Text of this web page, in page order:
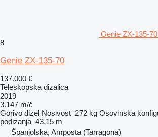
Genie ZX-135-
8
Genie ZX-135-70
137.000 €
Teleskopska dizalica
2019
3.147 m/č
Gorivo dizel Nosivost 272 kg Osovinska
podizanja 43,15 m
Španjolska, Amposta (Tarragona)